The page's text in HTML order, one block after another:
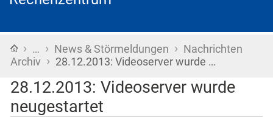
Startseite
› … › News & Störmeldungen › Nachrichten
Archiv › 28.12.2013: Videoserver wurde …
28.12.2013: Videoserver wurde
neugestartet